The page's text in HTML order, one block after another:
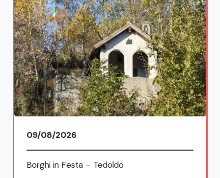
09/08/2026
Borghi in Festa – Tedoldo